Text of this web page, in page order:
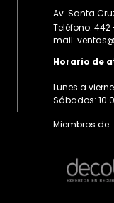
Av. Santa
Teléfono: 442
mail:
Horario de
Lunes a
Sábados:
Miembros de: